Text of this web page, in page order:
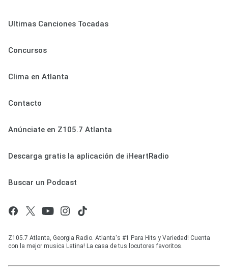
Ultimas Canciones Tocadas
Concursos
Clima en Atlanta
Contacto
Anúnciate en Z105.7 Atlanta
Descarga gratis la aplicación de iHeartRadio
Buscar un Podcast
Z105.7 Atlanta, Georgia Radio. Atlanta's #1 Para Hits y Variedad! Cuenta
con la mejor musica Latina! La casa de tus locutores favoritos.